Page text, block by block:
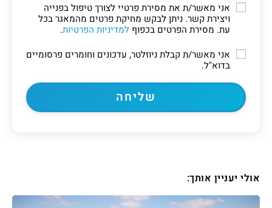
אני מאשר/ת את מסירת פרטיי לצורך טיפול בפנייה
ויצירת קשר. ניתן לבקש מחיקת פרטים מהמאגר בכל
עת. מסירת הפרטים בכפוף למדיניות הפרטיות.
אני מאשר/ת קבלת ניוזלטר, עדכונים וחומרים פרסומיים
בדוא"ל.
אולי יעניין אותך: